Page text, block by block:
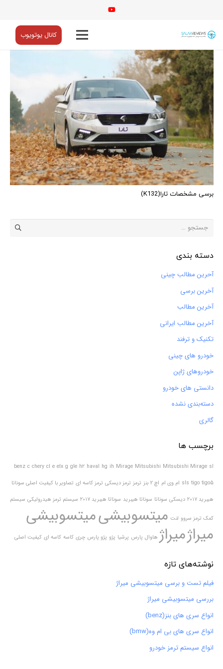
کانال یوتویوب
برسی مشخصات تارا(K132)
جستجو
دسته بندی
آحرین مطالب چینی
آخرین برسی
آخرین مطالب
آخرین مطالب ایرانی
تکنیک و ترفند
خودرو های چینی
خودروهای ژاپن
دانستی های خودرو
دسته‌بندی نشده
گالری
برچسب ها
benz c chery cl e elx g gle h2 haval hg ih Mirage Mitsubishi Mitsubishi Mirage sl
sls tigo tigo5 ام وی ام اچ 2 بنز ترمز ترمز دیسکی ترمز کاسه ای تصاویر با کیفیت اصلی سوناتا
هیبرید ۲۰۱۷
دیسکی سوناتا سوناتا هیبرید سوناتا هیبرید ۲۰۱۷ سیستم ترمز هیدرولیکی سیستم
کمک ترمز سروو لنت میتسوبیشیمیتسوبیشی
میراژمیراژ هاوال پارس پرشیا پژو پژو پارس چری کاسه کاسه ای کیفیت اصلی
نوشته‌های تازه
فیلم تست و برسی میتسوبیشی میراژ
بررسی میتسوبیشی میراژ
انواع سری های بنز(benz)
انواع سری های بی ام وه(bmw)
انواع سیستم ترمز خودرو